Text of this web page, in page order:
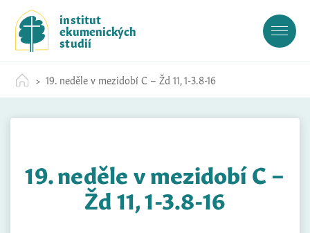
c
institut
ekumenických
studií
19. neděle v mezidobí C – Žd 11, 1-3.8-16
19. neděle v mezidobí C –
Žd 11, 1-3.8-16